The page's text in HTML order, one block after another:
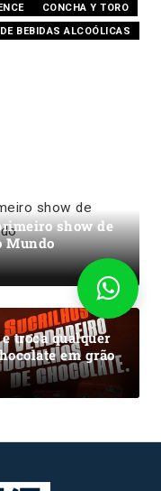
CONCHA Y TORO
BEBIDAS ALCOÓLICAS
show de
Mundo
troca qualquer
em grão